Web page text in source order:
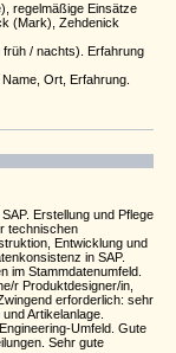
regelmäßige Einsätze
(Mark), Zehdenick
/ nachts). Erfahrung
Ort, Erfahrung.
Erstellung und Pflege
technischen
Entwicklung und
in SAP.
im Stammdatenumfeld.
r Produktdesigner/in,
erforderlich: sehr
Artikelanlage.
Umfeld. Gute
Sehr gute